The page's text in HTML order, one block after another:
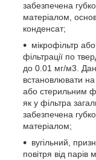
забезпечена
матеріалом,
конденсат;
мікрофільтр
фільтрації по
до 0.01 мг/м3.
встановлювати
або стерильним
як у фільтра
забезпечена
матеріалом;
вугільний,
повітря від